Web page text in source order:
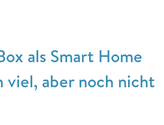
als Smart Home
viel, aber noch nicht